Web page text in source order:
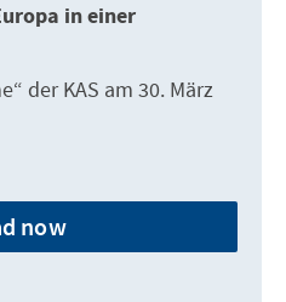
in einer
der KAS am 30. März
now